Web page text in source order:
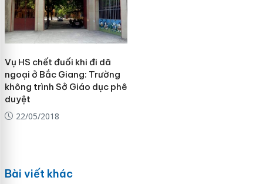
Vụ HS chết đuối khi đi dã
ngoại ở Bắc Giang: Trường
không trình Sở Giáo dục phê
duyệt
22/05/2018
Bài viết khác